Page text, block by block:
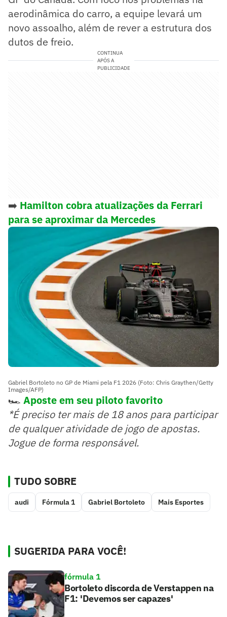
aerodinâmica do carro, a equipe levará um
novo assoalho, além de rever a estrutura dos
dutos de freio.
CONTINUA
APÓS A
PUBLICIDADE
➡️ Hamilton cobra atualizações da Ferrari
para se aproximar da Mercedes
Gabriel Bortoleto no GP de Miami pela F1 2026 (Foto: Chris Graythen/Getty
Images/AFP)
🏎️ Aposte em seu piloto favorito
*É preciso ter mais de 18 anos para participar
de qualquer atividade de jogo de apostas.
Jogue de forma responsável.
TUDO SOBRE
audi Fórmula 1 Gabriel Bortoleto Mais Esportes
SUGERIDA PARA VOCÊ!
fórmula 1
Bortoleto discorda de Verstappen na
F1: 'Devemos ser capazes'